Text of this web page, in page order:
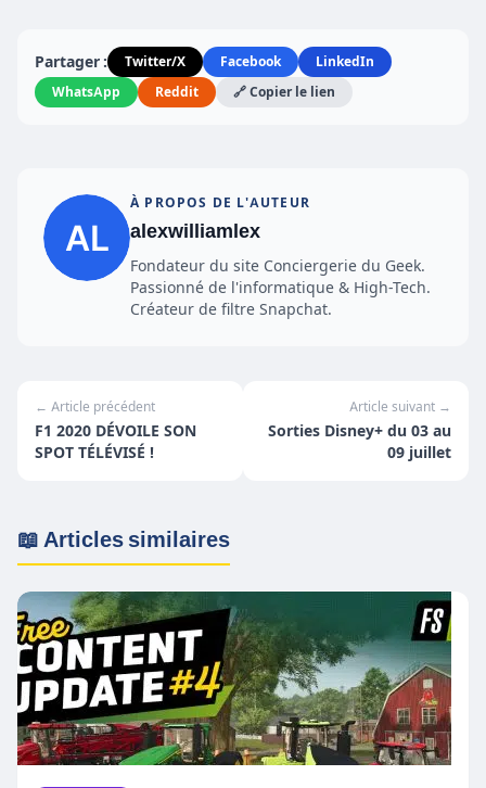
Partager : Twitter/X Facebook
LinkedIn
WhatsApp
Reddit 🔗 Copier le lien
À PROPOS DE L'AUTEUR
alexwilliamlex
Fondateur du site Conciergerie du Geek.
Passionné de l'informatique & High-Tech.
Créateur de filtre Snapchat.
← Article précédent
F1 2020 DÉVOILE SON
SPOT TÉLÉVISÉ !
Article suivant →
Sorties Disney+ du 03 au
09 juillet
📖 Articles similaires